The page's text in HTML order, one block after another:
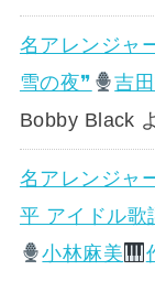
名アレンジャ
雪の夜❞
吉
Bobby Black
名アレンジャ
平 アイドル歌
小林麻美